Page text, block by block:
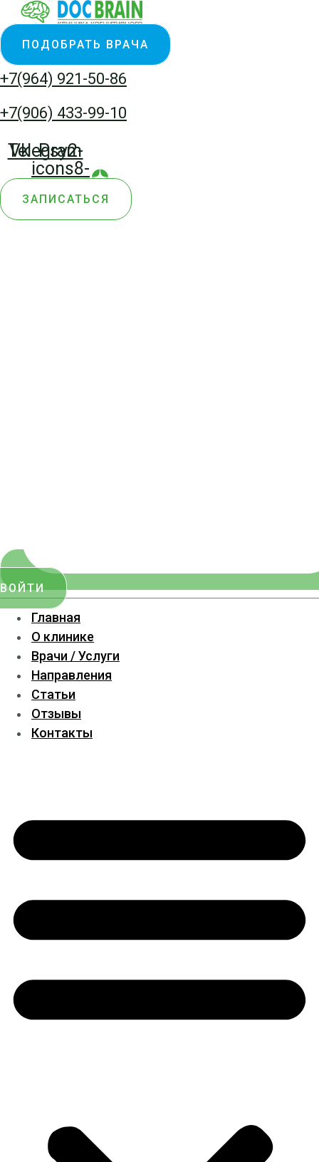
Перейти
к
содержимому
ПОДОБРАТЬ ВРАЧА
+7(964) 921-50-86
+7(906) 433-99-10
Vk
Telegram
Psy2-
icons8-
zen
ЗАПИСАТЬСЯ
ВОЙТИ
Главная
О клинике
Врачи / Услуги
Направления
Статьи
Отзывы
Контакты